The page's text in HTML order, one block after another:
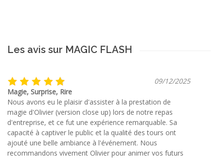
Les avis sur MAGIC FLASH
09/12/2025
Magie, Surprise, Rire
Nous avons eu le plaisir d'assister à la prestation de
magie d'Olivier (version close up) lors de notre repas
d'entreprise, et ce fut une expérience remarquable. Sa
capacité à captiver le public et la qualité des tours ont
ajouté une belle ambiance à l'événement. Nous
recommandons vivement Olivier pour animer vos futurs